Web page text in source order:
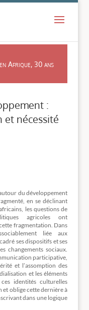
Afrique, 30 ans
:
et nécessité
du développement
en se déclinant
les questions de
agricoles ont
fragmentation. Dans
liée aux
ses dispositifs et ses
changements sociaux.
participative,
et l’assomption des
et les éléments
identités culturelles
oblige cette dernière à
dans une logique